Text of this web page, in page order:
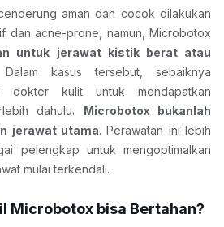
aman dan cocok dilakukan
dan acne-prone, namun, Microbotox
untuk jerawat kistik berat atau
kasus tersebut, sebaiknya
dokter kulit untuk mendapatkan
dahulu. Microbotox bukanlah
jerawat utama. Perawatan ini lebih
pelengkap untuk mengoptimalkan
mulai terkendali.
Microbotox bisa Bertahan?